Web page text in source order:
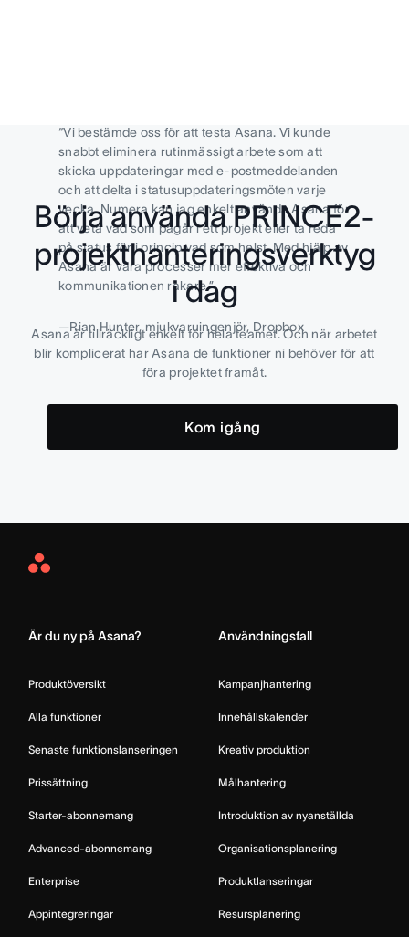
Vi bestämde oss för att testa Asana. Vi kunde
snabbt eliminera rutinmässigt arbete som att
skicka uppdateringar med e-postmeddelanden
och att delta i statusuppdateringsmöten varje
vecka. Numera kan jag enkelt använda Asana för
att veta vad som pågår i ett projekt eller ta reda
på status för i princip vad som helst. Med hjälp av
Asana är våra processer mer effektiva och
kommunikationen rakare.
—Rian Hunter, mjukvaruingenjör, Dropbox
Börja använda PRINCE2-
projekthanteringsverktyg
i dag
Asana är tillräckligt enkelt för hela teamet. Och när arbetet
blir komplicerat har Asana de funktioner ni behöver för att
föra projektet framåt.
Kom igång
Asana
Är du ny på Asana?
Produktöversikt
Alla funktioner
Senaste funktionslanseringen
Prissättning
Starter-abonnemang
Advanced-abonnemang
Enterprise
Appintegreringar
Användningsfall
Kampanjhantering
Innehållskalender
Kreativ produktion
Målhantering
Introduktion av nyanställda
Organisationsplanering
Produktlanseringar
Resursplanering